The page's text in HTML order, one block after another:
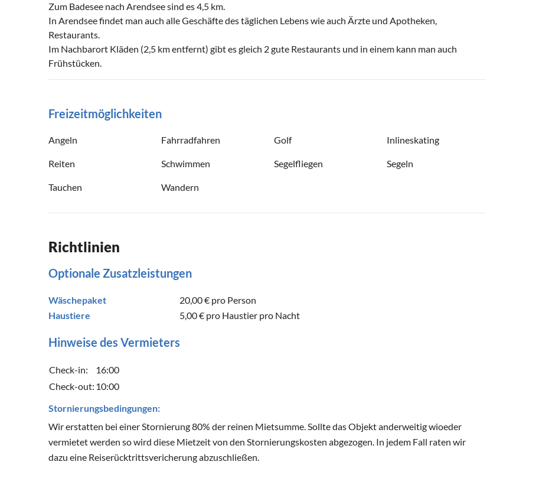
Zum Badesee nach Arendsee sind es 4,5 km.
In Arendsee findet man auch alle Geschäfte des täglichen Lebens wie auch Ärzte und Apotheken,
Restaurants.
Im Nachbarort Kläden (2,5 km entfernt) gibt es gleich 2 gute Restaurants und in einem kann man auch
Frühstücken.
Freizeitmöglichkeiten
Angeln Fahrradfahren Golf Inlineskating
Reiten Schwimmen Segelfliegen Segeln
Tauchen Wandern
Richtlinien
Optionale Zusatzleistungen
Wäschepaket 20,00 € pro Person
Haustiere
5,00 € pro Haustier pro Nacht
Hinweise des Vermieters
Check-in:
16:00
Check-out: 10:00
Stornierungsbedingungen:
Wir erstatten bei einer Stornierung 80% der reinen Mietsumme. Sollte das Objekt anderweitig wioeder
vermietet werden so wird diese Mietzeit von den Stornierungskosten abgezogen. In jedem Fall raten wir
dazu eine Reiserücktrittsvericherung abzuschließen.